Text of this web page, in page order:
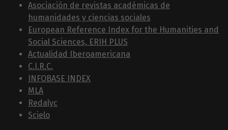
Asociación de revistas académicas de
humanidades y ciencias sociales
European Reference Index for the Humanities and
Social Sciences, ERIH PLUS
Actualidad Iberoamericana
C.I.R.C.
INFOBASE INDEX
MLA
Redalyc
Scielo